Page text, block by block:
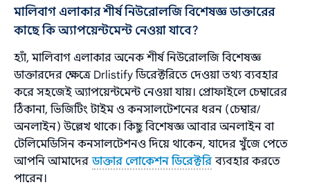
মালিবাগ এলাকার শীর্ষ নিউরোলজি বিশেষজ্ঞ ডাক্তারের
কাছে কি অ্যাপয়েন্টমেন্ট নেওয়া যাবে?
হ্যাঁ, মালিবাগ এলাকার অনেক শীর্ষ নিউরোলজি বিশেষজ্ঞ
ডাক্তারদের ক্ষেত্রে Drlistify ডিরেক্টরিতে দেওয়া তথ্য ব্যবহার
করে সহজেই অ্যাপয়েন্টমেন্ট নেওয়া যায়। প্রোফাইলে চেম্বারের
ঠিকানা, ভিজিটিং টাইম ও কনসালটেশনের ধরন (চেম্বার/
অনলাইন) উল্লেখ থাকে। কিছু বিশেষজ্ঞ আবার অনলাইন বা
টেলিমেডিসিন কনসালটেশনও দিয়ে থাকেন, যাদের খুঁজে পেতে
আপনি আমাদেরডাক্তার লোকেশন ডিরেক্টরি ব্যবহার করতে
পারেন।